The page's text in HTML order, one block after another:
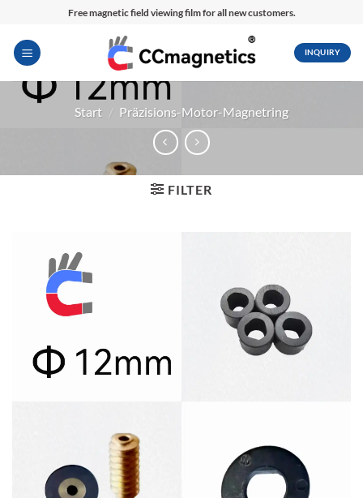
springen
Free magnetic field viewing film for all new customers.
INQUIRY
Start / Präzisions-Motor-Magnetring
FILTER